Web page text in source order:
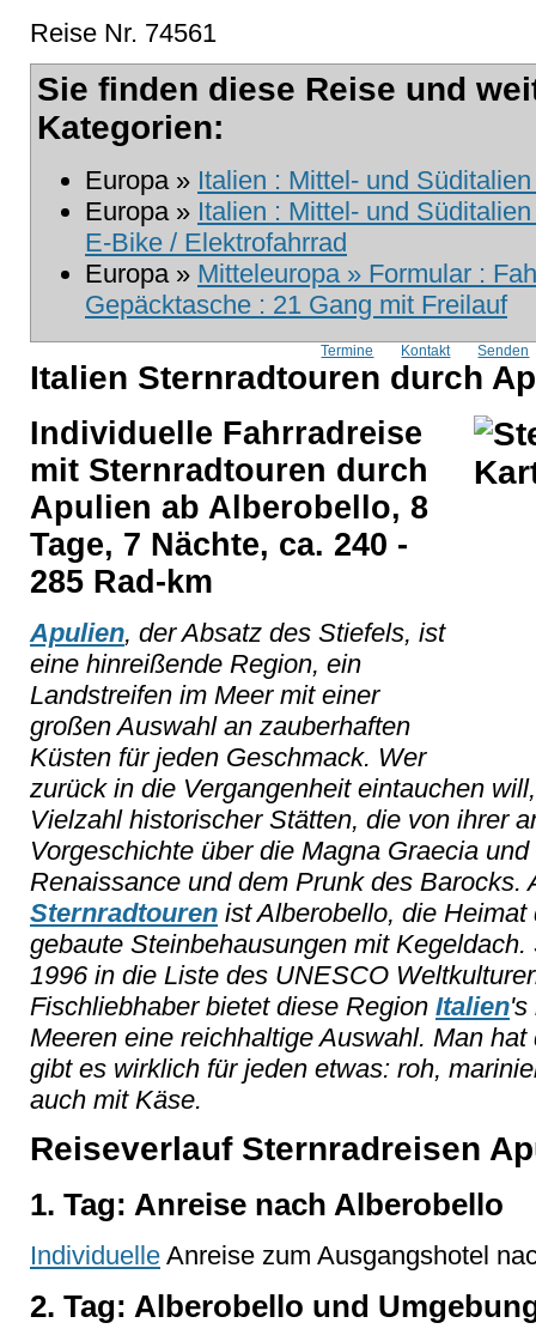
Reise Nr. 74561
Sie finden diese Reise und
Kategorien:
Europa » Italien : Mittel- und
Europa » Italien : Mittel- und
E-Bike / Elektrofahrrad
Europa » Mitteleuropa » Formular :
Gepäcktasche : 21 Gang mit Freilauf
Termine Kontakt Senden
Italien Sternradtouren durch
Individuelle Fahrradreise
mit Sternradtouren durch
Apulien ab Alberobello, 8
Tage, 7 Nächte, ca. 240 -
285 Rad-km
Apulien, der Absatz des Stiefels, ist
eine hinreißende Region, ein
Landstreifen im Meer mit einer
großen Auswahl an zauberhaften
Küsten für jeden Geschmack. Wer
zurück in die Vergangenheit eintauchen
Vielzahl historischer Stätten, die von ihrer
Vorgeschichte über die Magna Graecia
Renaissance und dem Prunk des Barocks.
Sternradtouren ist Alberobello, die Heimat
gebaute Steinbehausungen mit
1996 in die Liste des UNESCO
Fischliebhaber bietet diese Region Italien's
Meeren eine reichhaltige Auswahl. Man
gibt es wirklich für jeden etwas: roh,
auch mit Käse.
Reiseverlauf Sternradreisen
1. Tag: Anreise nach Alberobello
Individuelle Anreise zum Ausgangshotel
2. Tag: Alberobello und